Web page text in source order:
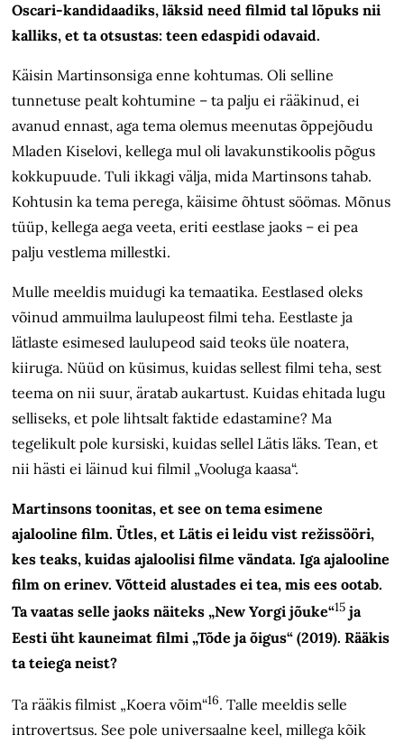
Oscari-kandidaadiks, läksid need filmid tal lõpuks nii
kalliks, et ta otsustas: teen edaspidi odavaid.
Käisin Martinsonsiga enne kohtumas. Oli selline
tunnetuse pealt kohtumine – ta palju ei rääkinud, ei
avanud ennast, aga tema olemus meenutas õppejõudu
Mladen Kiselovi, kellega mul oli lavakunsti­koolis põgus
kokkupuude. Tuli ikkagi välja, mida Martinsons tahab.
Kohtusin ka tema perega, käisime õhtust söömas. Mõnus
tüüp, kellega aega veeta, eriti eestlase jaoks – ei pea
palju vestlema millestki.
Mulle meeldis muidugi ka temaatika. Eestlased oleks
võinud ammuilma laulupeost filmi teha. Eestlaste ja
lätlaste esimesed laulupeod said teoks üle noatera,
kiiruga. Nüüd on küsimus, kuidas sellest filmi teha, sest
teema on nii suur, äratab aukartust. Kuidas ehitada lugu
selliseks, et pole lihtsalt faktide edastamine? Ma
tegelikult pole kursiski, kuidas sellel Lätis läks. Tean, et
nii hästi ei läinud kui filmil „Vooluga kaasa“.
Martinsons toonitas, et see on tema esimene
ajalooline film. Ütles, et Lätis ei leidu vist režissööri,
kes teaks, kuidas ajaloolisi filme vändata. Iga ajalooline
film on erinev. Võtteid alustades ei tea, mis ees ootab.
Ta vaatas selle jaoks näiteks „New Yorgi jõuke“15 ja
Eesti üht kauneimat filmi „Tõde ja õigus“ (2019). Rääkis
ta teiega neist?
Ta rääkis filmist „Koera võim“16. Talle meeldis selle
introvertsus. See pole universaalne keel, millega kõik